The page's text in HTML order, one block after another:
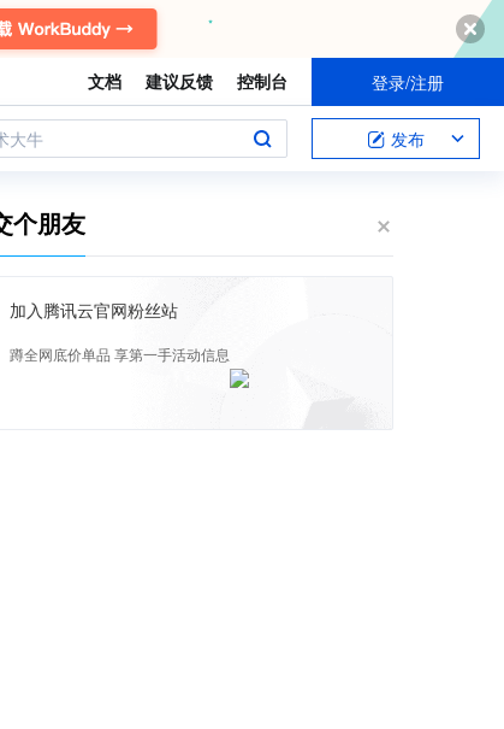
文档 建议反馈 控制台 登录/注册
大牛 发布
个朋友
加入腾讯云官网粉丝站
蹲全网底价单品 享第一手活动信息